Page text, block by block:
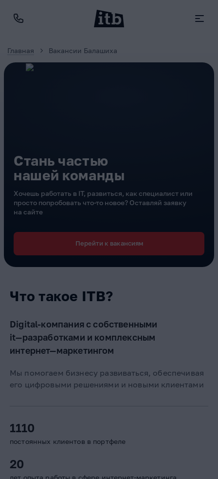
Главная Вакансии Балашиха
Стань частью
нашей команды
Хочешь работать в IT, развиться, как специалист или
просто попробовать что-то новое? Оставляй заявку
на сайте
Перейти к вакансиям
Что такое ITB?
Digital-компания с собственными
it—разработками и комплексным
интернет—маркетингом
Мы помогаем бизнесу развиваться, обеспечивая
его цифровыми решениями и новыми клиентами
1110
постоянных клиентов в портфеле
20